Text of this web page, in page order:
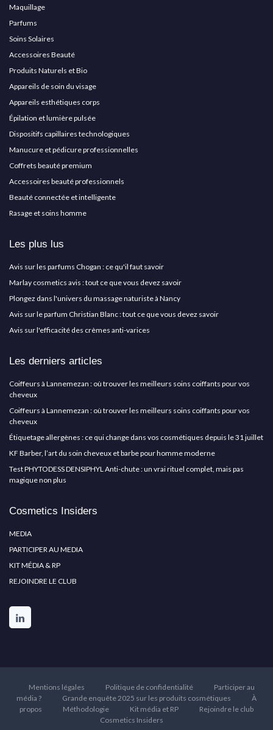
Maquillage
Parfums
Soins Solaires
Accessoires Beauté
Produits Naturels et Bio
Appareils de soin du visage
Appareils esthétiques corps
Épilation et lumière pulsée
Dispositifs capillaires technologiques
Manucure et pédicure professionnelles
Coffrets beauté premium
Accessoires beauté professionnels
Beauté connectée et intelligente
Rasage et soins homme
Les plus lus
Avis sur les parfums Chogan : ce qu'il faut savoir
Marlay cosmetics avis : tout ce que vous devez savoir
Plongez dans l'univers du massage naturiste à Nancy
Avis sur le parfum Christian Blanc : tout ce que vous devez savoir
Avis sur l'efficacité des crèmes anti-varices
Les derniers articles
Coiffeurs à Lannemezan : où trouver les meilleurs soins coiffants pour vos
cheveux
Coiffeurs à Lannemezan : où trouver les meilleurs soins coiffants pour vos
cheveux
Étiquetage allergènes : ce qui change dans vos cosmétiques depuis le 31 juillet
KF Barber, l’art du soin cheveux et barbe pour homme moderne
Test PHYTODESS DENSIPHYL Anti-chute : un vrai rituel complet, mais pas
magique non plus
Cosmetics Insiders
MEDIA
PARTICIPER AU MEDIA
KIT MÉDIA & RP
REJOINDRE LE CLUB
Mentions légales Politique de confidentialité
Participer au
média ?
Grande enquête 2025 sur les produits cosmétiques
À
propos
Méthodologie Kit média et RP
Rejoindre le club
Cosmetics Insiders